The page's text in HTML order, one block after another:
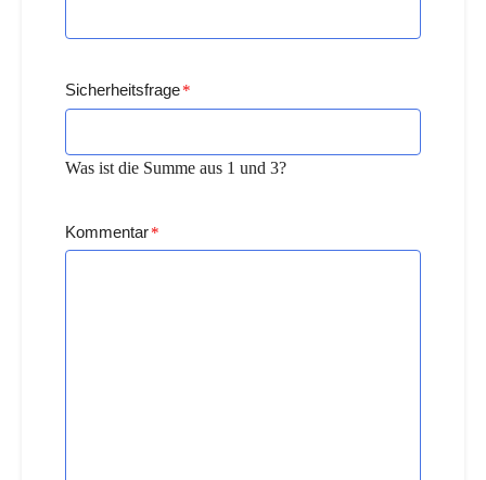
Sicherheitsfrage*
Was ist die Summe aus 1 und 3?
Kommentar*